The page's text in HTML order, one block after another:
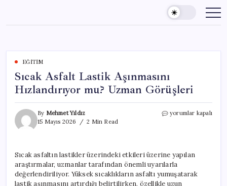
content
EĞITIM
Sıcak Asfalt Lastik Aşınmasını
Hızlandırıyor mu? Uzman Görüşleri
By Mehmet Yıldız
15 Mayıs 2026
2 Min Read
Sıcak
mu?
Uzman
Görüşleri
için
yorumlar kapalı
Sıcak asfaltın lastikler üzerindeki etkileri üzerine yapılan
araştırmalar, uzmanlar tarafından önemli uyarılarla
değerlendiriliyor. Yüksek sıcaklıkların asfaltı yumuşatarak
lastik aşınmasını artırdığı belirtilirken, özellikle uzun